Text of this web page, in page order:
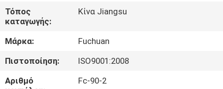
ΕΜΦΆΝΙΣΗ
VR
ΣΧΕΤΙΚΆ
ΜΕ
Τόπος
καταγωγής:
Κίνα Jiangsu
Μάρκα:
Fuchuan
Πιστοποίηση:
ISO9001:2008
Αριθμό
Fc-90-2